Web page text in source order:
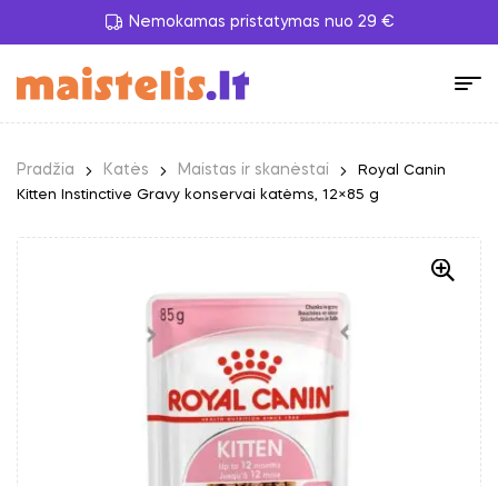
Nemokamas pristatymas nuo 29 €
Pradžia Katės Maistas ir skanėstai
Royal Canin
Kitten Instinctive Gravy konservai katėms, 12×85 g